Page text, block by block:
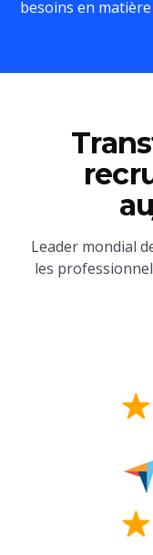
besoins en
Leader mondial
les